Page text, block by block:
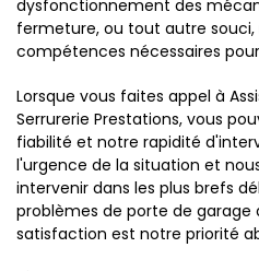
dysfonctionnement des
fermeture, ou tout autre souci,
compétences nécessaires
Lorsque vous faites appel à
Serrurerie Prestations, vous
fiabilité et notre rapidité
l'urgence de la situation et
intervenir dans les plus brefs
problèmes de porte de garage
satisfaction est notre priorité